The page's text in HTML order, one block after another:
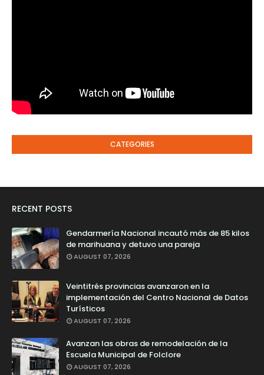
CATEGORIES
RECENT POSTS
Gendarmería Nacional incautó más de 85 kilos
de marihuana y detuvo una pareja
AUGUST 07, 2026
Veintitrés provincias avanzaron en la
implementación del Centro Nacional de Datos
Turísticos
AUGUST 07, 2026
Avanzan las obras de remodelación de la
Escuela Municipal de Folclore
AUGUST 07, 2026